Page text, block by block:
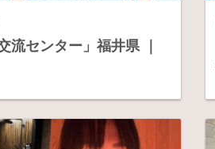
流センター」福井県 ｜